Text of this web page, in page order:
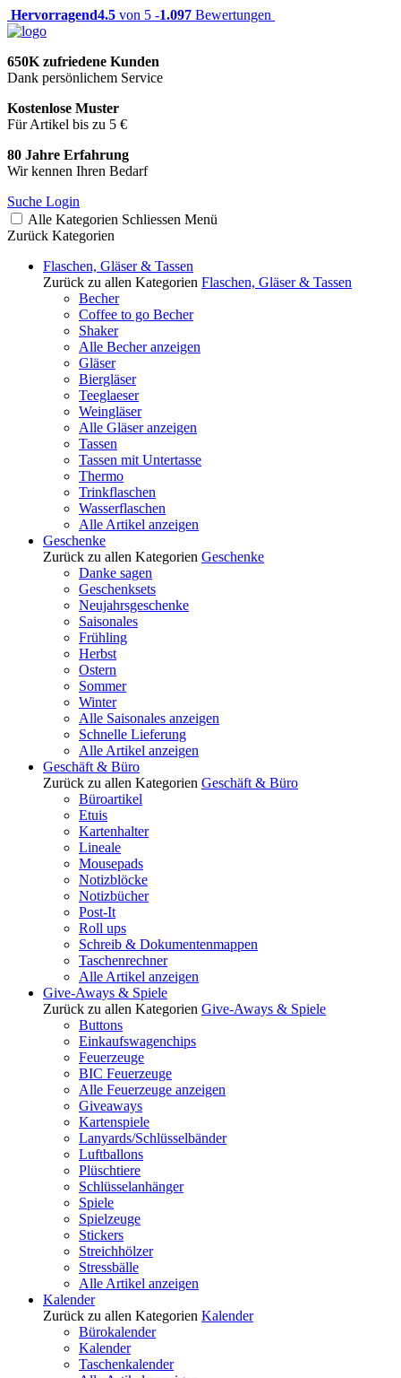
Hervorragend4.5 von 5 -1.097 Bewertungen
650K zufriedene Kunden
Dank persönlichem Service
Kostenlose Muster
Für Artikel bis zu 5 €
80 Jahre Erfahrung
Wir kennen Ihren Bedarf
Suche Login
Alle Kategorien Schliessen Menü
Zurück Kategorien
Flaschen, Gläser & Tassen
Zurück zu allen Kategorien Flaschen, Gläser & Tassen
Becher
Coffee to go Becher
Shaker
Alle Becher anzeigen
Gläser
Biergläser
Teeglaeser
Weingläser
Alle Gläser anzeigen
Tassen
Tassen mit Untertasse
Thermo
Trinkflaschen
Wasserflaschen
Alle Artikel anzeigen
Geschenke
Zurück zu allen Kategorien Geschenke
Danke sagen
Geschenksets
Neujahrsgeschenke
Saisonales
Frühling
Herbst
Ostern
Sommer
Winter
Alle Saisonales anzeigen
Schnelle Lieferung
Alle Artikel anzeigen
Geschäft & Büro
Zurück zu allen Kategorien Geschäft & Büro
Büroartikel
Etuis
Kartenhalter
Lineale
Mousepads
Notizblöcke
Notizbücher
Post-It
Roll ups
Schreib & Dokumentenmappen
Taschenrechner
Alle Artikel anzeigen
Give-Aways & Spiele
Zurück zu allen Kategorien Give-Aways & Spiele
Buttons
Einkaufswagenchips
Feuerzeuge
BIC Feuerzeuge
Alle Feuerzeuge anzeigen
Giveaways
Kartenspiele
Lanyards/Schlüsselbänder
Luftballons
Plüschtiere
Schlüsselanhänger
Spiele
Spielzeuge
Stickers
Streichhölzer
Stressbälle
Alle Artikel anzeigen
Kalender
Zurück zu allen Kategorien Kalender
Bürokalender
Kalender
Taschenkalender